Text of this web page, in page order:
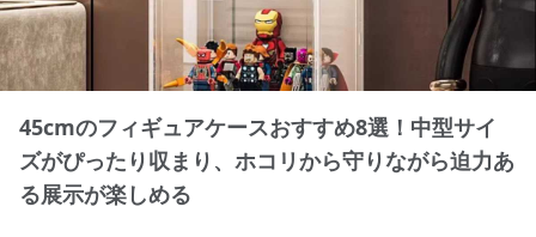
45cmのフィギュアケースおすすめ8選！中型サイ
ズがぴったり収まり、ホコリから守りながら迫力あ
る展示が楽しめる